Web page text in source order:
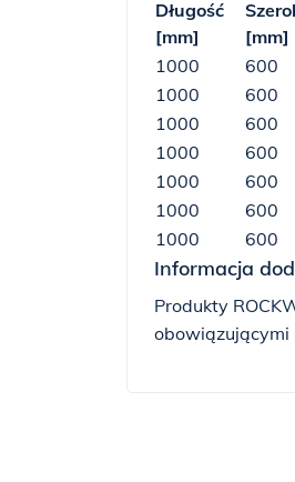
Długość
[mm]
[mm]
1000
600
1000
600
1000
600
1000
600
1000
600
1000
600
1000
600
Informacja
Produkty
obowiązującymi